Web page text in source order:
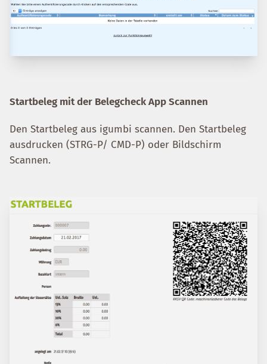
Startbeleg mit der Belegcheck App Scannen
Den Startbeleg aus igumbi scannen. Den Startbeleg
ausdrucken (STRG-P/ CMD-P) oder Bildschirm
Scannen.